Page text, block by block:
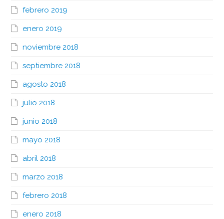
febrero 2019
enero 2019
noviembre 2018
septiembre 2018
agosto 2018
julio 2018
junio 2018
mayo 2018
abril 2018
marzo 2018
febrero 2018
enero 2018